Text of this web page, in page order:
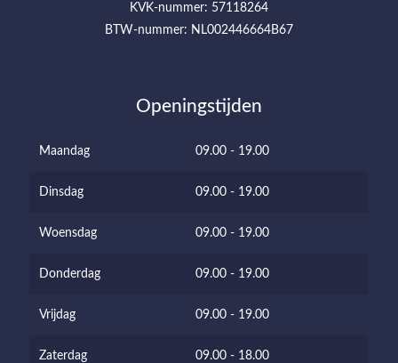
KVK-nummer: 57118264
BTW-nummer: NL002446664B67
Openingstijden
Maandag 09.00 - 19.00
Dinsdag 09.00 - 19.00
Woensdag 09.00 - 19.00
Donderdag 09.00 - 19.00
Vrijdag 09.00 - 19.00
Zaterdag 09.00 - 18.00